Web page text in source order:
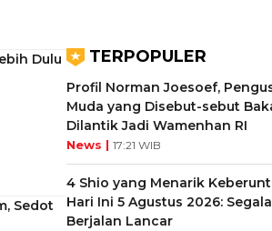
Dulu
Sedot
TERPOPULER
Profil Norman Joesoef,
Muda yang Disebut-sebut
Dilantik Jadi Wamenhan RI
News | 17:21 WIB
4 Shio yang Menarik
Hari Ini 5 Agustus 2026:
Berjalan Lancar